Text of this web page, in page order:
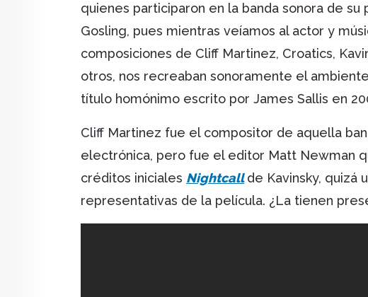
quienes participaron en la banda sonora de
Gosling, pues mientras veíamos al actor y
composiciones de Cliff Martinez, Croatics,
otros, nos recreaban sonoramente el
título homónimo escrito por James Sallis en
Cliff Martinez fue el compositor de aquella
electrónica, pero fue el editor Matt Newman
créditos iniciales Nightcall de Kavinsky, quizá
representativas de la película. ¿La tienen